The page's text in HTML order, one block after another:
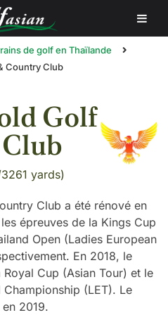
de golf en Thaïlande
Country Club
Golf
yards)
Club a été rénové en
épreuves de la Kings Cup
Open (Ladies European
En 2018, le
Cup (Asian Tour) et le
(LET). Le
2019.